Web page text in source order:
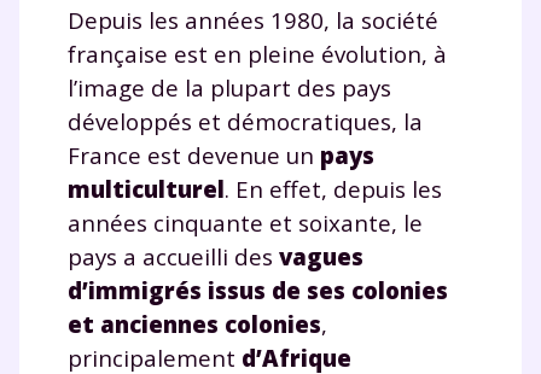
Depuis les années 1980, la société
française est en pleine évolution, à
l’image de la plupart des pays
développés et démocratiques, la
France est devenue un pays
multiculturel. En effet, depuis les
années cinquante et soixante, le
pays a accueilli des vagues
d’immigrés issus de ses colonies
et anciennes colonies,
principalement d’Afrique